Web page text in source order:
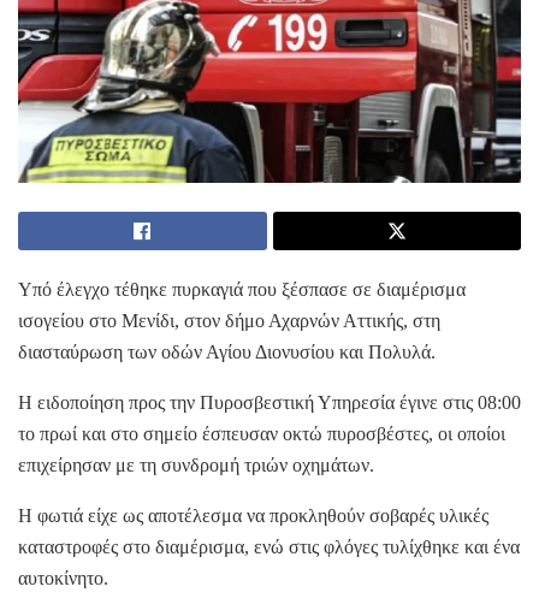
Υπό έλεγχο τέθηκε πυρκαγιά που ξέσπασε σε διαμέρισμα
ισογείου στο Μενίδι, στον δήμο Αχαρνών Αττικής, στη
διασταύρωση των οδών Αγίου Διονυσίου και Πολυλά.
Η ειδοποίηση προς την Πυροσβεστική Υπηρεσία έγινε στις 08:00
το πρωί και στο σημείο έσπευσαν οκτώ πυροσβέστες, οι οποίοι
επιχείρησαν με τη συνδρομή τριών οχημάτων.
Η φωτιά είχε ως αποτέλεσμα να προκληθούν σοβαρές υλικές
καταστροφές στο διαμέρισμα, ενώ στις φλόγες τυλίχθηκε και ένα
αυτοκίνητο.